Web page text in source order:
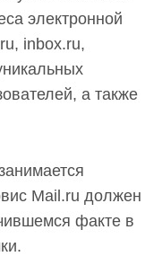
электронной
inbox.ru,
а также
Mail.ru должен
факте в